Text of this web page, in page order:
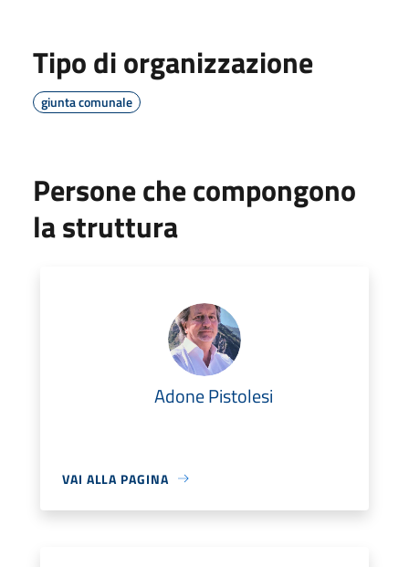
Tipo di organizzazione
giunta comunale
Persone che compongono
la struttura
Adone Pistolesi
VAI ALLA PAGINA